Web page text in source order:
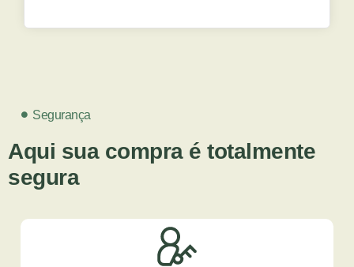
Segurança
Aqui sua compra é totalmente
segura